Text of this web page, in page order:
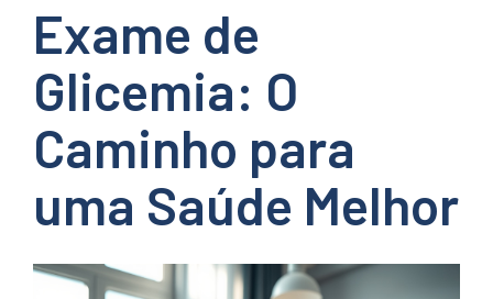
Exame de
Glicemia: O
Caminho para
uma Saúde Melhor